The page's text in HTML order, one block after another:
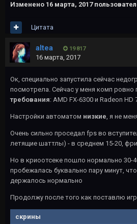
Изменено 16 марта, 2017
Цитата
altea 19 817
16 марта, 2017
Ок, специально запустила сейчас
посмотрела. Сейчас у меня комп ровно
требования: AMD FX-6300 и Radeon HD
Настройки автоматом низкие, я не
Очень сильно проседал fps во
летящие шаттлы) - в среднем 15-20,
Но в криоотсеке пошло нормально 30-
пробежалась буквально пару минут,
держалось нормально
Продолжу после того как поставлю
скрины